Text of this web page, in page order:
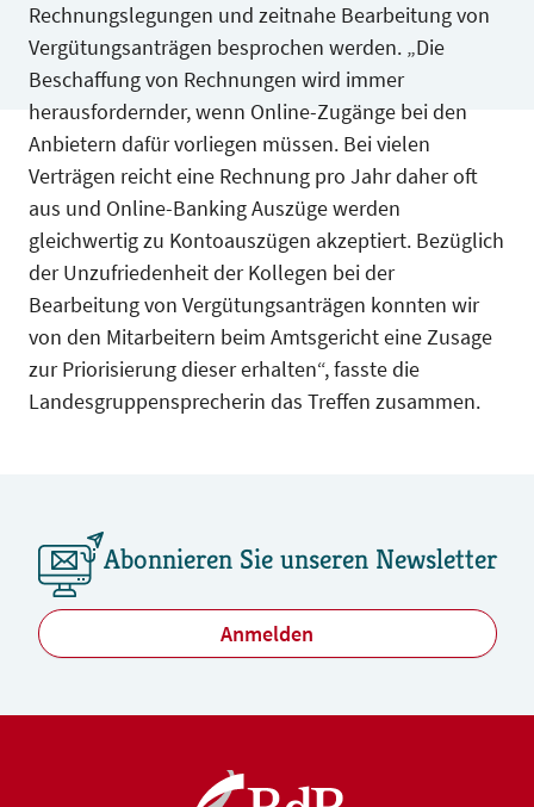
Rechnungslegungen und zeitnahe Bearbeitung von
Vergütungsanträgen besprochen werden. „Die
Beschaffung von Rechnungen wird immer
herausfordernder, wenn Online-Zugänge bei den
Anbietern dafür vorliegen müssen. Bei vielen
Verträgen reicht eine Rechnung pro Jahr daher oft
aus und Online-Banking Auszüge werden
gleichwertig zu Kontoauszügen akzeptiert. Bezüglich
der Unzufriedenheit der Kollegen bei der
Bearbeitung von Vergütungsanträgen konnten wir
von den Mitarbeitern beim Amtsgericht eine Zusage
zur Priorisierung dieser erhalten“, fasste die
Landesgruppensprecherin das Treffen zusammen.
Abonnieren Sie unseren Newsletter
Anmelden